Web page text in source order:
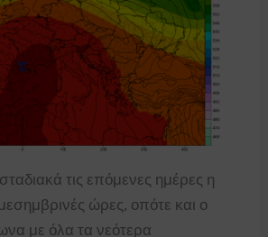
σταδιακά τις επόμενες ημέρες η
ώρες, οπότε και ο
με όλα τα νεότερα